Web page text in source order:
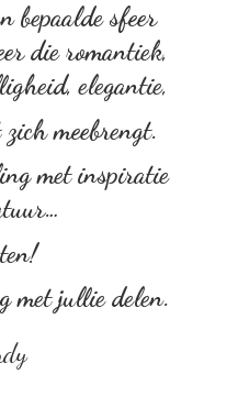
bepaalde sfeer
die romantiek,
elegantie,
meebrengt.
met inspiratie
metjullie delen.